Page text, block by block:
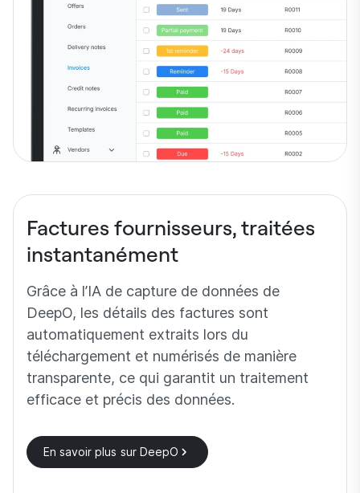
Factures fournisseurs, traitées
instantanément
Grâce à l’IA de capture de données de
DeepO, les détails des factures sont
automatiquement extraits lors du
téléchargement et numérisés de manière
transparente, ce qui garantit un traitement
efficace et précis des données.
En savoir plus sur DeepO